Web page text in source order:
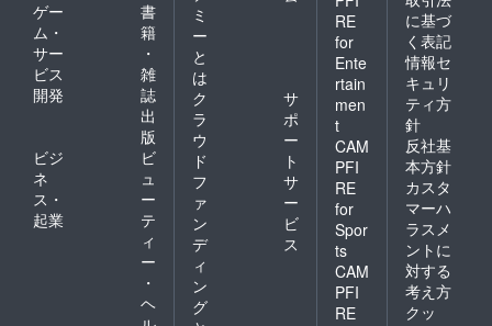
ゲー
ム・
サー
ビス
開発
書
籍
・
雑
誌
出
版
ビジ
ネ
ス・
起業
ビ
ュ
ー
テ
ィ
ー
・
ヘ
ミ
ー
と
は
ク
ラ
ウ
ド
フ
ァ
ン
デ
ィ
ン
グ
サ
ポ
ー
ト
サ
ー
ビ
ス
RE
for
Ente
rtain
men
t
CAM
PFI
RE
for
Spor
ts
CAM
PFI
RE
に基づ
く表記
情報セ
キュリ
ティ方
針
反社基
本方針
カスタ
マーハ
ラスメ
ントに
対する
考え方
クッ